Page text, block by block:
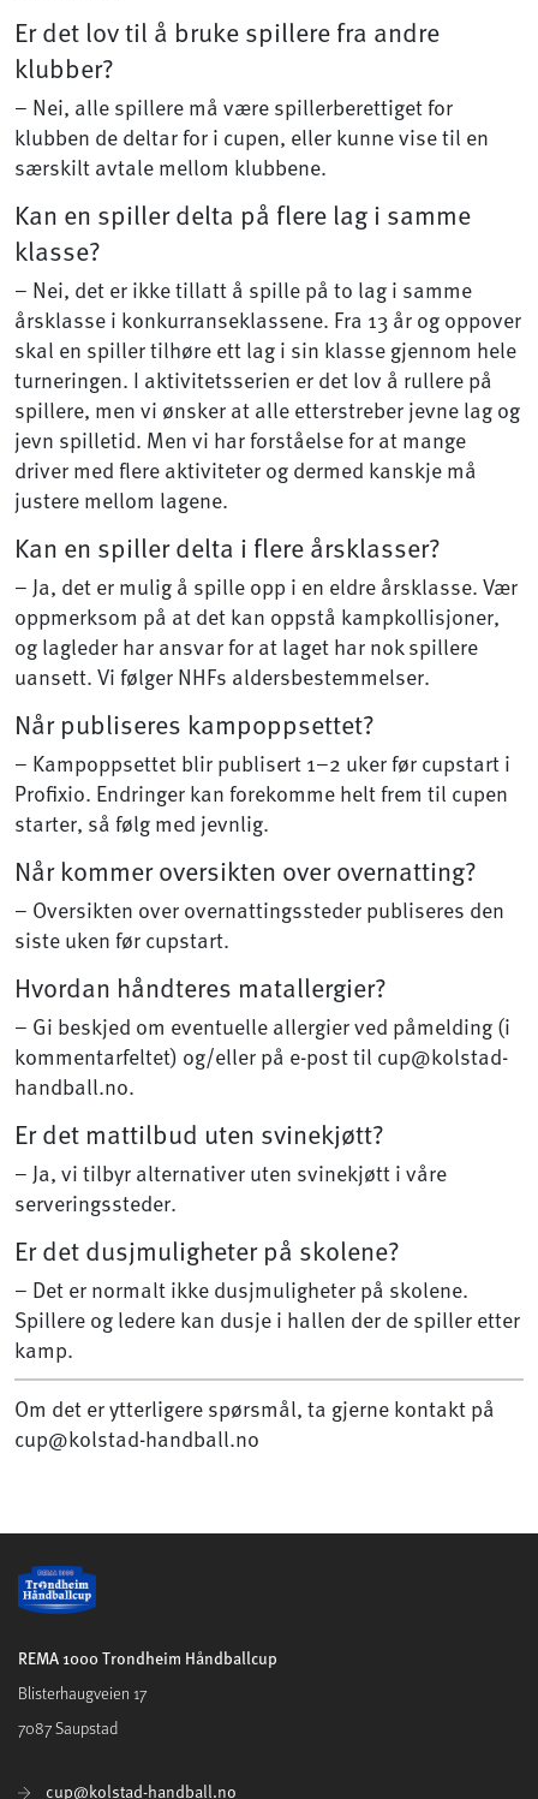
Er det lov til å bruke spillere fra andre
klubber?
– Nei, alle spillere må være spillerberettiget for
klubben de deltar for i cupen, eller kunne vise til en
særskilt avtale mellom klubbene.
Kan en spiller delta på flere lag i samme
klasse?
– Nei, det er ikke tillatt å spille på to lag i samme
årsklasse i konkurranseklassene. Fra 13 år og oppover
skal en spiller tilhøre ett lag i sin klasse gjennom hele
turneringen. I aktivitetsserien er det lov å rullere på
spillere, men vi ønsker at alle etterstreber jevne lag og
jevn spilletid. Men vi har forståelse for at mange
driver med flere aktiviteter og dermed kanskje må
justere mellom lagene.
Kan en spiller delta i flere årsklasser?
– Ja, det er mulig å spille opp i en eldre årsklasse. Vær
oppmerksom på at det kan oppstå kampkollisjoner,
og lagleder har ansvar for at laget har nok spillere
uansett. Vi følger NHFs aldersbestemmelser.
Når publiseres kampoppsettet?
– Kampoppsettet blir publisert 1–2 uker før cupstart i
Profixio. Endringer kan forekomme helt frem til cupen
starter, så følg med jevnlig.
Når kommer oversikten over overnatting?
– Oversikten over overnattingssteder publiseres den
siste uken før cupstart.
Hvordan håndteres matallergier?
– Gi beskjed om eventuelle allergier ved påmelding (i
kommentarfeltet) og/eller på e-post til cup@kolstad-
handball.no.
Er det mattilbud uten svinekjøtt?
– Ja, vi tilbyr alternativer uten svinekjøtt i våre
serveringssteder.
Er det dusjmuligheter på skolene?
– Det er normalt ikke dusjmuligheter på skolene.
Spillere og ledere kan dusje i hallen der de spiller etter
kamp.
Om det er ytterligere spørsmål, ta gjerne kontakt på
cup@kolstad-handball.no
REMA 1000 Trondheim Håndballcup
Blisterhaugveien 17
7087 Saupstad
cup@kolstad-handball.no